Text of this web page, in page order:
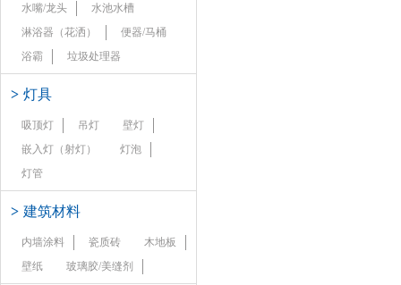
水嘴/龙头
水池水槽
淋浴器（花洒）
便器/马桶
浴霸
垃圾处理器
> 灯具
吸顶灯 吊灯
壁灯
嵌入灯（射灯）
灯泡
灯管
> 建筑材料
内墙涂料 瓷质砖
木地板
壁纸
玻璃胶/美缝剂